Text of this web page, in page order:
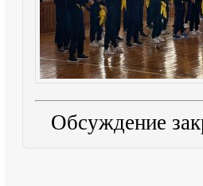
Обсуждение